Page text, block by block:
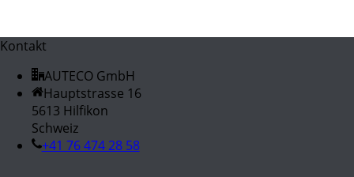
Kontakt
AUTECO GmbH
Hauptstrasse 16
5613 Hilfikon
Schweiz
+41 76 474 28 58